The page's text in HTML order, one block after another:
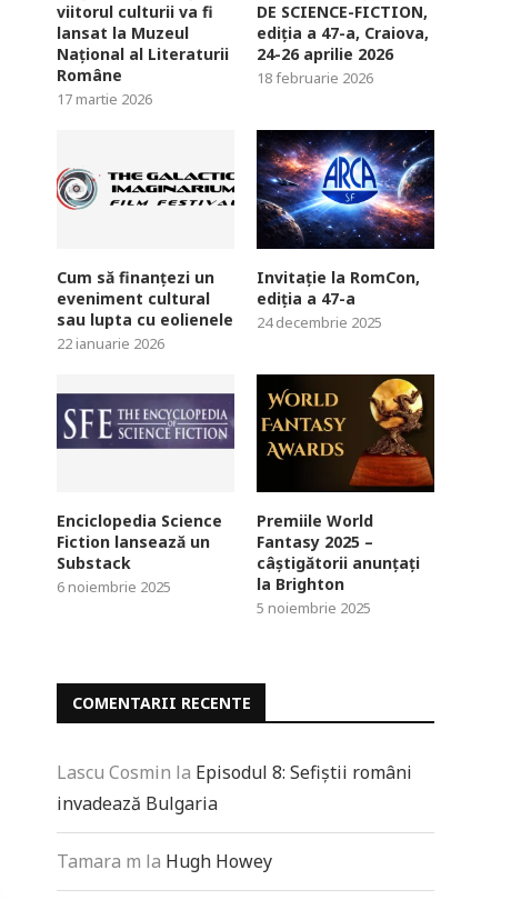
viitorul culturii va fi
lansat la Muzeul
Național al Literaturii
Române
17 martie 2026
DE SCIENCE-FICTION,
ediția a 47-a, Craiova,
24-26 aprilie 2026
18 februarie 2026
Cum să finanțezi un
eveniment cultural
sau lupta cu eolienele
22 ianuarie 2026
Invitație la RomCon,
ediția a 47-a
24 decembrie 2025
Enciclopedia Science
Fiction lansează un
Substack
6 noiembrie 2025
Premiile World
Fantasy 2025 –
câștigătorii anunțați
la Brighton
5 noiembrie 2025
COMENTARII RECENTE
Lascu Cosmin la Episodul 8: Sefiștii români
invadează Bulgaria
Tamara m la Hugh Howey